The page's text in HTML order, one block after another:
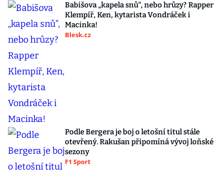
Babišova „kapela snů“, nebo hrůzy? Rapper
Klempíř, Ken, kytarista Vondráček i
Macinka!
Blesk.cz
Podle Bergera je boj o letošní titul stále
otevřený. Rakušan připomíná vývoj loňské
sezony
F1 Sport